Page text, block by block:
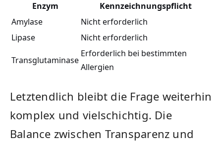
Enzym
Kennzeichnungspflicht
Amylase
Nicht erforderlich
Lipase
Nicht erforderlich
Transglutaminase
Erforderlich bei​ bestimmten
Allergien
Letztendlich bleibt ‍die Frage​ weiterhin
komplex ⁤und‌ vielschichtig. Die
Balance zwischen Transparenz und